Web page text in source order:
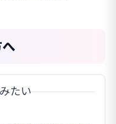
たい